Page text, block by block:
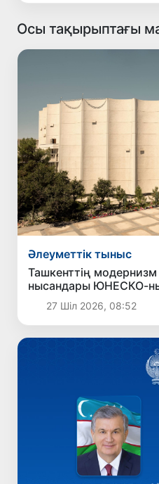
Осы тақырыптағы
Әлеуметтік тыныс
Ташкенттің модернизм
нысандары ЮНЕСКО-
Халықаралық тізіміне
27 Шіл 2026, 08:52